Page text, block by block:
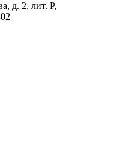
д. 2, лит. Р,